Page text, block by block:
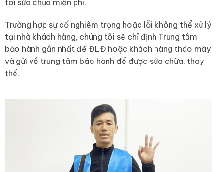
tôi sửa chữa miễn phí.
Trường hợp sự cố nghiêm trọng hoặc lỗi không thể xử lý
tại nhà khách hàng, chúng tôi sẽ chỉ định Trung tâm
bảo hành gần nhất để ĐLĐ hoặc khách hàng tháo máy
và gửi về trung tâm bảo hành để được sửa chữa, thay
thế.